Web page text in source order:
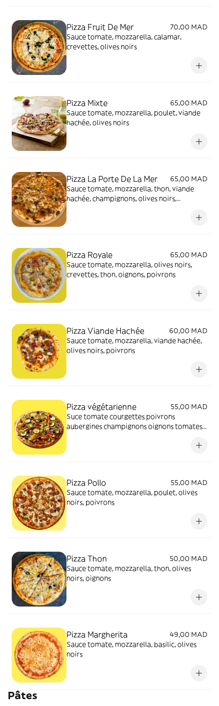
Pizza Fruit De Mer
70,00 MAD
Sauce tomate, mozzarella, calamar,
crevettes, olives noirs
Pizza Mixte
65,00 MAD
Sauce tomate, mozzarella, poulet, viande
hachée, olives noirs
Pizza La Porte De La Mer
65,00 MAD
Sauce tomate, mozzarella, thon, viande
hachée, champignons, olives noirs,
Pizza Royale
65,00 MAD
Sauce tomate, mozzarella, olives noirs,
crevettes, thon, oignons, poivrons
Pizza Viande Hachée
60,00 MAD
Sauce tomate, mozzarella, viande hachée,
olives noirs, poivrons
Pizza végétarienne
55,00 MAD
Suce tomate courgettes poivrons
aubergines champignons oignons tomates
Pizza Pollo
55,00 MAD
Sauce tomate, mozzarella, poulet, olives
noirs, poivrons
Pizza Thon
50,00 MAD
Sauce tomate, mozzarella, thon, olives
noirs, oignons
Pizza Margherita
49,00 MAD
Sauce tomate, mozzarella, basilic, olives
noirs
Pâtes